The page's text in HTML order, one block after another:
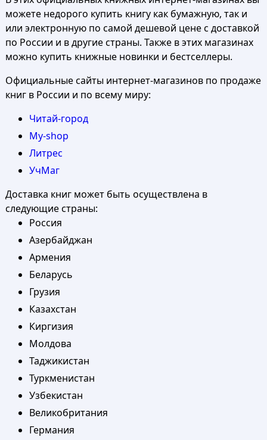
можете недорого купить книгу как бумажную, так и
или электронную по самой дешевой цене с доставкой
по России и в другие страны. Также в этих магазинах
можно купить книжные новинки и бестселлеры.
Официальные сайты интернет-магазинов по продаже
книг в России и по всему миру:
Читай-город
My-shop
Литрес
УчМаг
Доставка книг может быть осуществлена в
следующие страны:
Россия
Азербайджан
Армения
Беларусь
Грузия
Казахстан
Киргизия
Молдова
Таджикистан
Туркменистан
Узбекистан
Великобритания
Германия